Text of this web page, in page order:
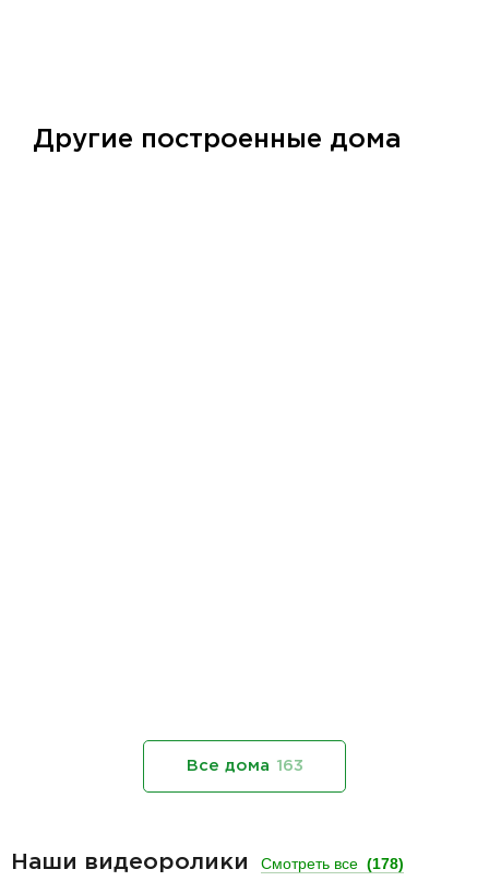
Другие построенные дома
Все дома 163
Наши видеоролики Смотреть все (178)